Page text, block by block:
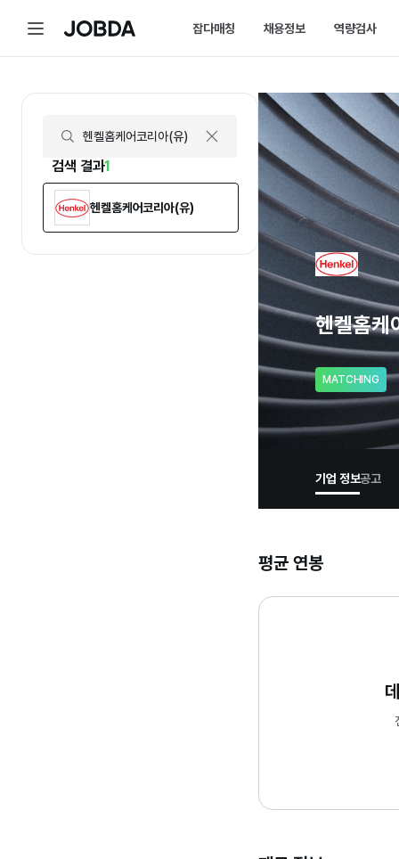
J
A
잡다매칭
매칭에 대한 모든 정보를 한곳에서
잡다매칭 소개
스펙아닌 역량으로 취업하는 방법을
채용정보
채용 스케줄을 놓
채용 공고
내가 선택한 필터
역량검사
검색 결과1
헨켈홈케어코리아(유)
헨켈홈케
MATCHING
기업 정보공고
평균 연봉